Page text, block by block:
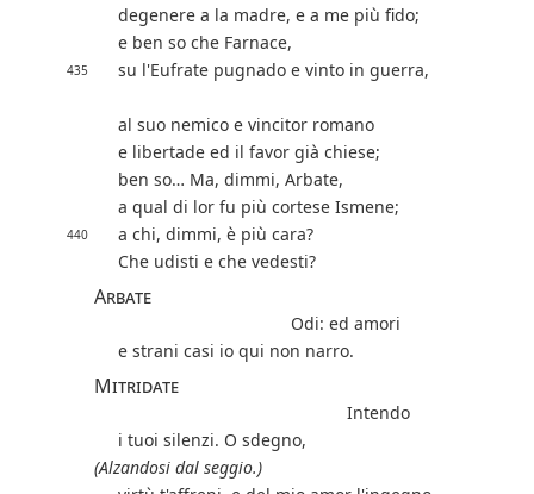
degenere a la madre, e a me più fido;
e ben so che Farnace,
435 su l'Eufrate pugnado e vinto in guerra,
al suo nemico e vincitor romano
e libertade ed il favor già chiese;
ben so… Ma, dimmi, Arbate,
a qual di lor fu più cortese Ismene;
440
a chi, dimmi, è più cara?
Che udisti e che vedesti?
Arbate
Odi: ed amori
e strani casi io qui non narro.
Mitridate
Intendo
i tuoi silenzi. O sdegno,
(Alzandosi dal seggio.)